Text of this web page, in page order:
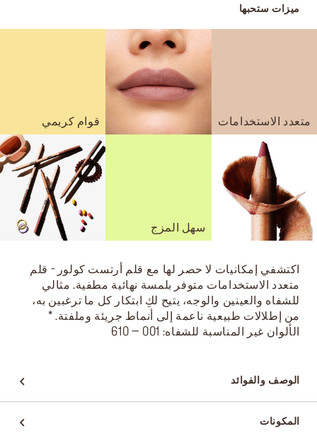
ميزات ستحبها
متعدد الاستخدامات قوام كريمي
سهل المزج
اكتشفي إمكانيات لا حصر لها مع قلم أرتست كولور - قلم
متعدد الاستخدامات متوفر بلمسة نهائية مطفية. مثالي
للشفاه والعينين والوجه، يتيح لكِ ابتكار كل ما ترغبين به،
من إطلالات طبيعية ناعمة إلى أنماط جريئة وملفتة. *
الألوان غير المناسبة للشفاه: 001 – 610
الوصف والفوائد
المكونات